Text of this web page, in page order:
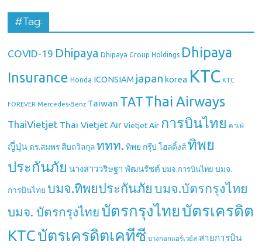
#Tag:
COVID-19 Dhipaya Dhipaya Group Holdings Dhipaya
Insurance Honda ICONSIAM japan korea KTC KTC
FOREVER Mercedes-Benz Taiwan TAT Thai Airways
ThaiVietjet Thai Vietjet Air Vietjet Air การบินไทย คาเฟ่
ญี่ปุ่น ดร.สมพร สืบถวิลกุล ททท. ทิพย กรุ๊ป โฮลดิ้งส์ ทิพย
ประกันภัย นางสาววริษฐา พัฒนรัชต์ บมจ.การบินไทย บมจ.
การบินไทย บมจ.ทิพยประกันภัย บมจ.บัตรกรุงไทย
บมจ. บัตรกรุงไทย บัตรกรุงไทย บัตรเครดิต
KTCบัตรเครดิตเคทีซี บางกอกแอร์เวย์ส สายการบิน